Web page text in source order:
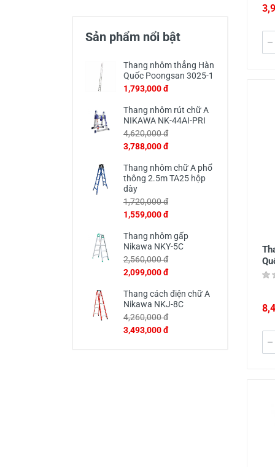
Sản phẩm nổi bật
Thang nhôm thẳng Hàn
Quốc Poongsan 3025-1
1,793,000 đ
Thang nhôm rút chữ A
NIKAWA NK-44AI-PRI
4,620,000 đ
3,788,000 đ
Thang nhôm chữ A phổ
thông 2.5m TA25 hộp
dày
1,720,000 đ
1,559,000 đ
Thang nhôm gấp
Nikawa NKY-5C
2,560,000 đ
2,099,000 đ
Thang cách điện chữ A
Nikawa NKJ-8C
4,260,000 đ
3,493,000 đ